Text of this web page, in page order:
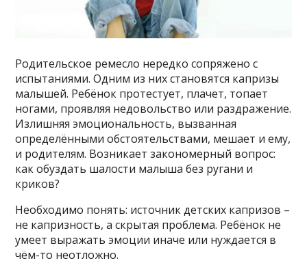
Родительское ремесло нередко сопряжено с
испытаниями. Одним из них становятся капризы
малышей. Ребёнок протестует, плачет, топает
ногами, проявляя недовольство или раздражение.
Излишняя эмоциональность, вызванная
определёнными обстоятельствами, мешает и ему,
и родителям. Возникает закономерный вопрос:
как обуздать шалости малыша без ругани и
криков?
Необходимо понять: источник детских капризов –
не капризность, а скрытая проблема. Ребёнок не
умеет выражать эмоции иначе или нуждается в
чём-то неотложно.